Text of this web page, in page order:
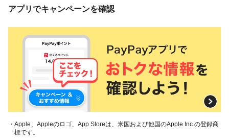
アプリでキャンペーンを確認
・Apple、Appleのロゴ、App Storeは、米国および他国のApple Inc.の登録商
標です。